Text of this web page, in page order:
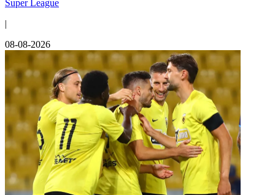
Super League
|
08-08-2026